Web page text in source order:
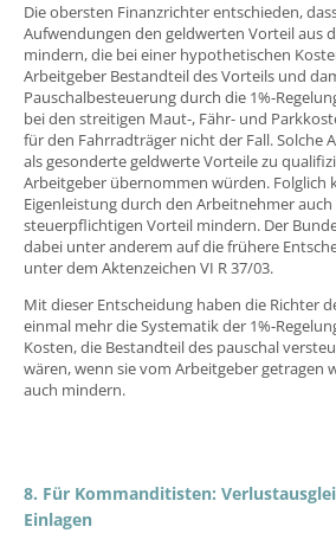
Die obersten Finanzrichter entschieden,
Aufwendungen den geldwerten Vorteil aus
mindern, die bei einer hypothetischen
Arbeitgeber Bestandteil des Vorteils und
Pauschalbesteuerung durch die 1%-
bei den streitigen Maut-, Fähr- und
für den Fahrradträger nicht der Fall. Solche
als gesonderte geldwerte Vorteile zu
Arbeitgeber übernommen würden. Folglich
Eigenleistung durch den Arbeitnehmer
steuerpflichtigen Vorteil mindern. Der
dabei unter anderem auf die frühere
unter dem Aktenzeichen VI R 37/03.
Mit dieser Entscheidung haben die Richter
einmal mehr die Systematik der 1%-
Kosten, die Bestandteil des pauschal
wären, wenn sie vom Arbeitgeber getragen
auch mindern.
8. Für Kommanditisten:
Einlagen